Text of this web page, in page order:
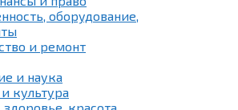
оборудование,
и ремонт
и наука
культура